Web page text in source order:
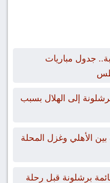
جدول مباريات
إلى الهلال بسبب
الأهلي وغزل المحلة
من قائمة برشلونة قبل رحلة